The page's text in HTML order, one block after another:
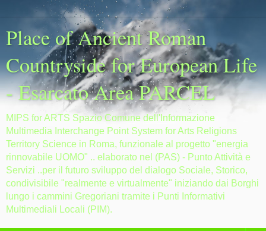
Place of Ancient Roman
Countryside for European Life
- Esarcato Area PARCEL
MIPS for ARTS Spazio Comune dell'Informazione
Multimedia Interchange Point System for Arts Religions
Territory Science in Roma, funzionale al progetto "energia
rinnovabile UOMO" .. elaborato nel (PAS) - Punto Attività e
Servizi ..per il futuro sviluppo del dialogo Sociale, Storico,
condivisibile "realmente e virtualmente" iniziando dai Borghi
lungo i cammini Gregoriani tramite i Punti Informativi
Multimediali Locali (PIM).